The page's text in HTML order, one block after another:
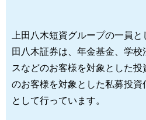
上田八木短資グループの一員
田八木証券は、年金基金、学校
スなどのお客様を対象とした
のお客様を対象とした私募投
として行っています。